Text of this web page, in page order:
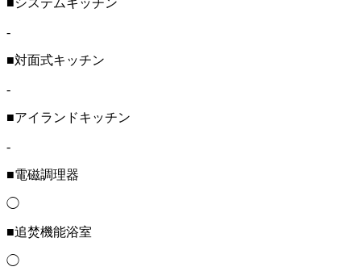
-
■対面式キッチン
-
■アイランドキッチン
-
■電磁調理器
◯
■追焚機能浴室
◯